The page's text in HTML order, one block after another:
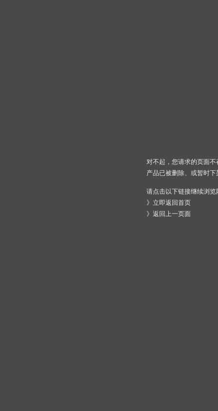
对不起，您请求的页面
产品已被删除、或暂时下
请点击以下链接继续浏览
》 立即返回首页
》 返回上一页面